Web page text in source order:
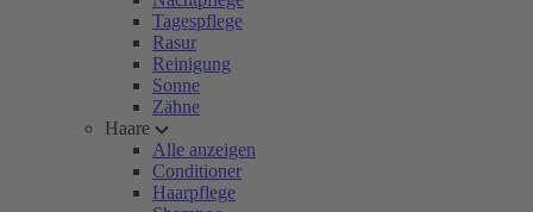
Tagespflege
Rasur
Reinigung
Sonne
Zähne
Haare
Alle anzeigen
Conditioner
Haarpflege